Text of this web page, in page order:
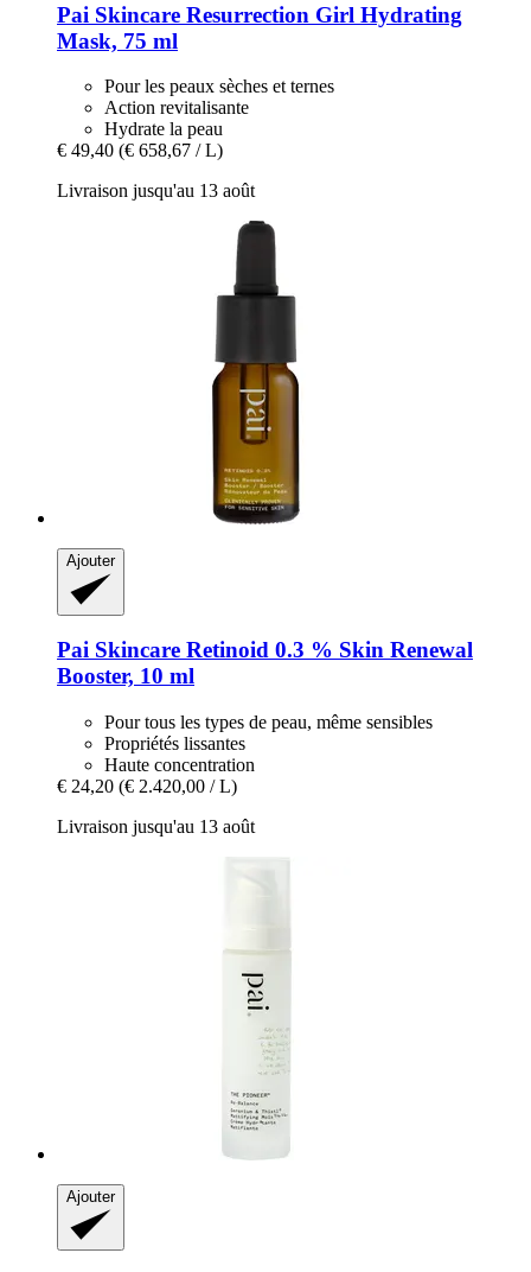
Pai Skincare Resurrection Girl Hydrating
Mask, 75 ml
Pour les peaux sèches et ternes
Action revitalisante
Hydrate la peau
€ 49,40 (€ 658,67 / L)
Livraison jusqu'au 13 août
Ajouter
Pai Skincare Retinoid 0.3 % Skin Renewal
Booster, 10 ml
Pour tous les types de peau, même sensibles
Propriétés lissantes
Haute concentration
€ 24,20 (€ 2.420,00 / L)
Livraison jusqu'au 13 août
Ajouter